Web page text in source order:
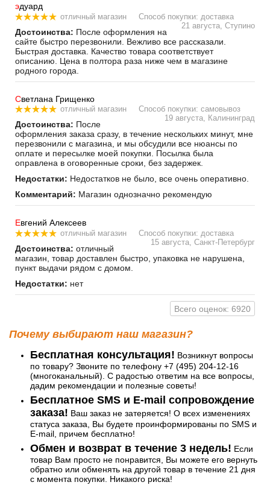
эдуард
отличный магазин
Способ покупки: доставка
21 августа, Ступино
Достоинства: После оформления на
сайте быстро перезвонили. Вежливо все рассказали.
Быстрая доставка. Качество товара соответствует
описанию. Цена в полтора раза ниже чем в магазине
родного города.
Светлана Грищенко
отличный магазин
Способ покупки: самовывоз
19 августа, Калининград
Достоинства: После
оформления заказа сразу, в течение нескольких минут, мне
перезвонили с магазина, и мы обсудили все нюансы по
оплате и пересылке моей покупки. Посылка была
оправлена в оговоренные сроки, без задержек.
Недостатки: Недостатков не было, все очень оперативно.
Комментарий: Магазин однозначно рекомендую
Евгений Алексеев
отличный магазин
Способ покупки: доставка
15 августа, Санкт-Петербург
Достоинства: отличный
магазин, товар доставлен быстро, упаковка не нарушена,
пункт выдачи рядом с домом.
Недостатки: нет
Всего оценок: 6920
Почему выбирают наш магазин?
Бесплатная консультация! Возникнут вопросы
по товару? Звоните по телефону +7 (495) 204-12-16
(многоканальный). С радостью ответим на все вопросы,
дадим рекомендации и полезные советы!
Бесплатное SMS и E-mail сопровождение
заказа! Ваш заказ не затеряется! О всех изменениях
статуса заказа, Вы будете проинформированы по SMS и
E-mail, причем бесплатно!
Обмен и возврат в течение 3 недель! Если
товар Вам просто не понравится, Вы можете его вернуть
обратно или обменять на другой товар в течение 21 дня
с момента покупки. Никакого риска!